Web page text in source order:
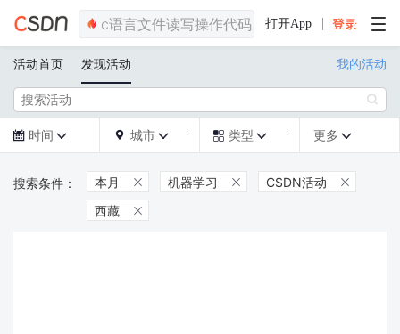
打开App
活动首页 发现活动 我的活动

 时间   城市   类型  更多 
本月  机器学习  CSDN活动 
西藏 